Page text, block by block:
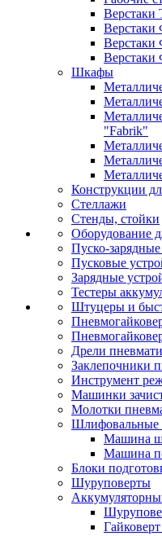
Верстаки
Верстаки
Верстаки
Шкафы
"Fabrik"
Конструкции
Стеллажи
Стенды, стойки
Оборудование
Пуско-зарядные
Пусковые
Зарядные
Тестеры
Штуцеры и
Дрели
Заклепочники
Инструмент
Машинки
Молотки
Шлифовальные
Машина
Машина
Блоки
Шуруповерты